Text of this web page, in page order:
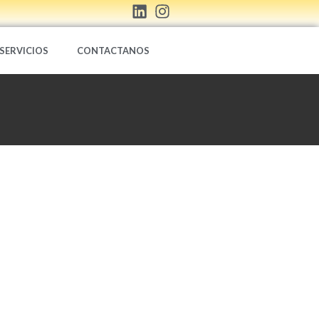
SERVICIOS CONTACTANOS